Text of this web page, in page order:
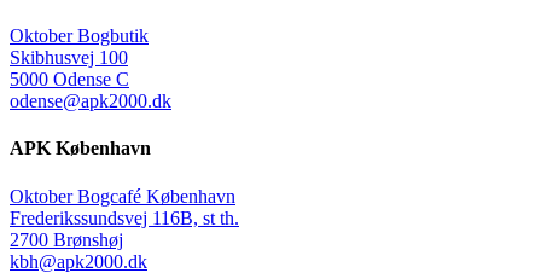
Oktober Bogbutik
Skibhusvej 100
5000 Odense C
odense@apk2000.dk
APK København
Oktober Bogcafé København
Frederikssundsvej 116B, st th.
2700 Brønshøj
kbh@apk2000.dk